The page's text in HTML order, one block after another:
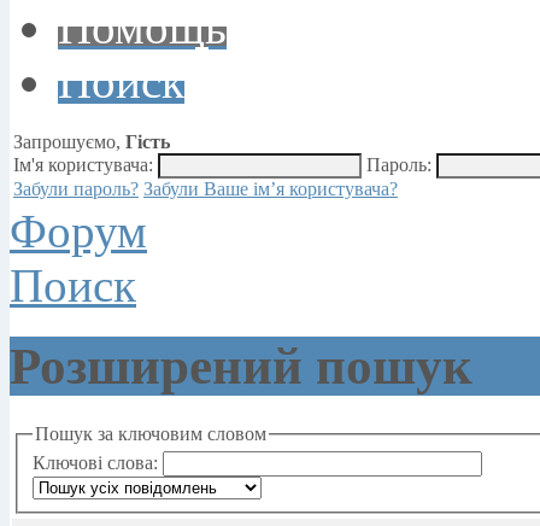
Помощь
Поиск
Запрошуємо, Гість
Ім'я користувача:
Пароль:
Забули пароль? Забули Ваше ім’я користувача?
Форум
Поиск
Розширений пошук
Пошук за ключовим словом
Ключові слова: